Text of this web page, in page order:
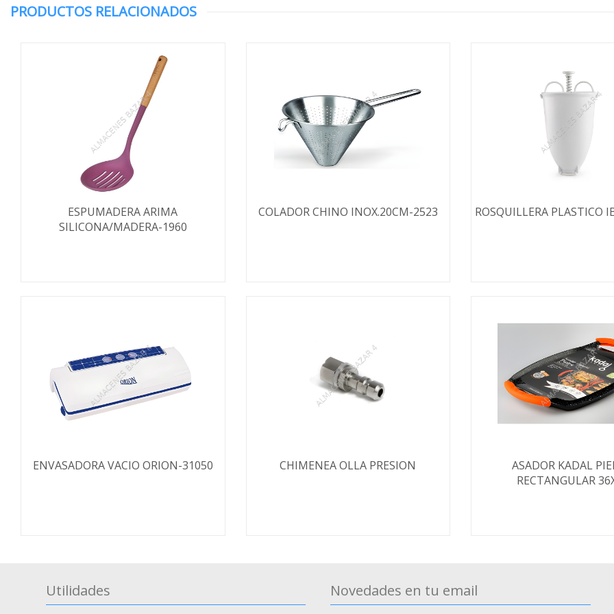
PRODUCTOS RELACIONADOS
ESPUMADERA ARIMA
SILICONA/MADERA-1960
COLADOR CHINO INOX.20CM-2523 ROSQUILLERA PLASTICO
ENVASADORA VACIO ORION-31050 CHIMENEA OLLA PRESION
ASADOR KADAL
RECTANGULAR
Utilidades Novedades en tu email